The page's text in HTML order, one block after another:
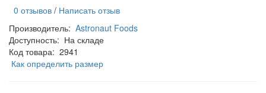
0 отзывов / Написать отзыв
Производитель: Astronaut Foods
Доступность: На складе
Код товара: 2941
Как определить размер